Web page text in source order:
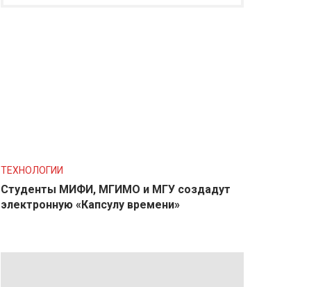
ТЕХНОЛОГИИ
Студенты МИФИ, МГИМО и МГУ создадут
электронную «Капсулу времени»